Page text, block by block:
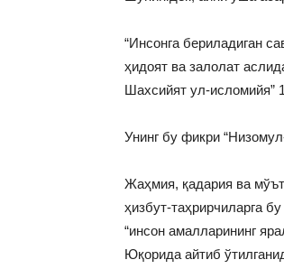
“Инсонга бериладиган
ҳидоят ва залолат
Шахсийят ул-исломийя”
Унинг бу фикри
Жаҳмия, қадария ва
ҳизбут-таҳрирчиларга
“инсон амалларининг
Юқорида айтиб